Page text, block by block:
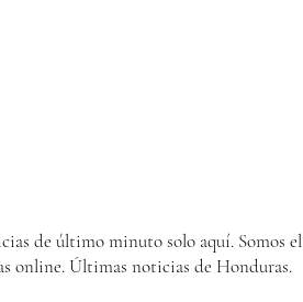
de último minuto solo aquí. Somos el
online. Últimas noticias de Honduras.